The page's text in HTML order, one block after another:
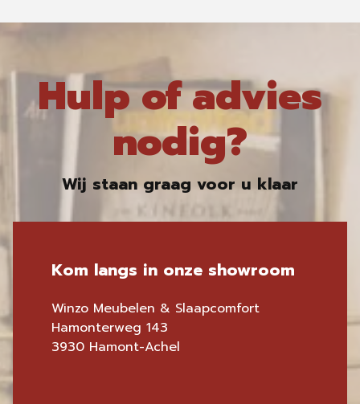
Hulp of advies
nodig?
Wij staan graag voor u klaar
Kom langs in onze showroom
Winzo Meubelen & Slaapcomfort
Hamonterweg 143
3930 Hamont-Achel